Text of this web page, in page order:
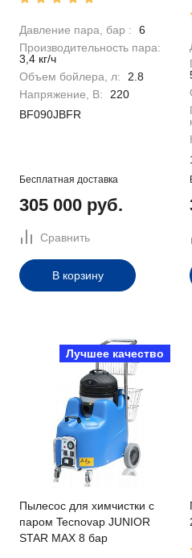
Давление пара, бар :
6
Производительность пара:
3,4 кг/ч
Объем бойлера, л:
2.8
Напряжение, В:
220
BF090JBFR
Бесплатная доставка
305 000 руб.
Сравнить
В корзину
Лучшее качество
Пылесос для химчистки с
паром Tecnovap JUNIOR
STAR MAX 8 бар